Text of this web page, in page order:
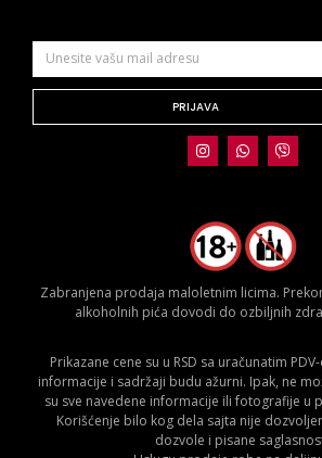
PRIJAVA
Zabranjena prodaja maloletnim licima.
alkoholnih pića dovodi do ozbiljnih
Prikazane cene su u RSD sa uračunatim
informacije i sadržaji budu ažurni. Ipak, ne
su sve navedene informacije ili fotografije u
Korišćenje bilo kog dela sajta nije
dozvole i pisane